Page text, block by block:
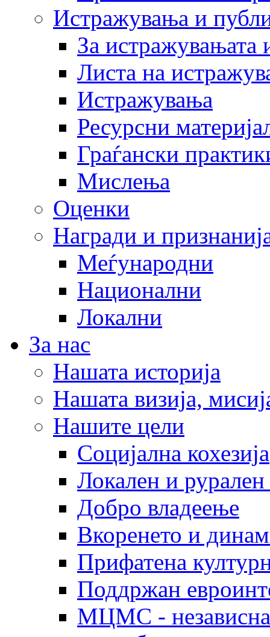
Истражувања и
За истражувањата
Листа на
Истражувања
Ресурсни
Граѓански
Мислења
Оценки
Награди и
Меѓународни
Национални
Локални
За нас
Нашата историја
Нашата визија,
Нашите цели
Социјална кохезија
Локален и рурален
Добро владеење
Вкоренето и
Прифатена
Поддржан
МЦМС - независна